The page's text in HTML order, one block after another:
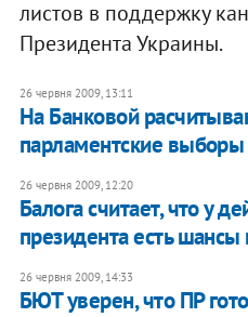
листов в поддержку
Президента Украины.
26 червня 2009, 13:11
На Банковой
парламентские
26 червня 2009, 12:20
Балога считает, что у
президента есть
26 червня 2009, 14:33
БЮТ уверен, что ПР